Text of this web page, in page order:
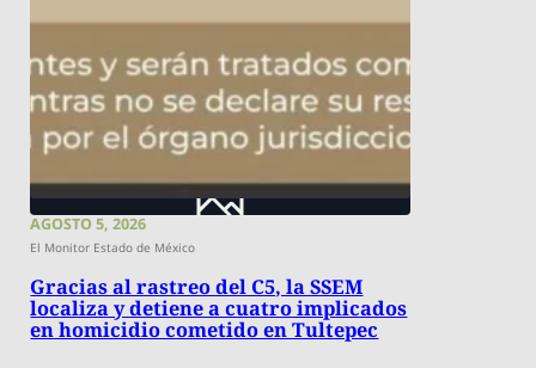
AGOSTO 5, 2026
El Monitor Estado de México
Gracias al rastreo del C5, la SSEM
localiza y detiene a cuatro implicados
en homicidio cometido en Tultepec